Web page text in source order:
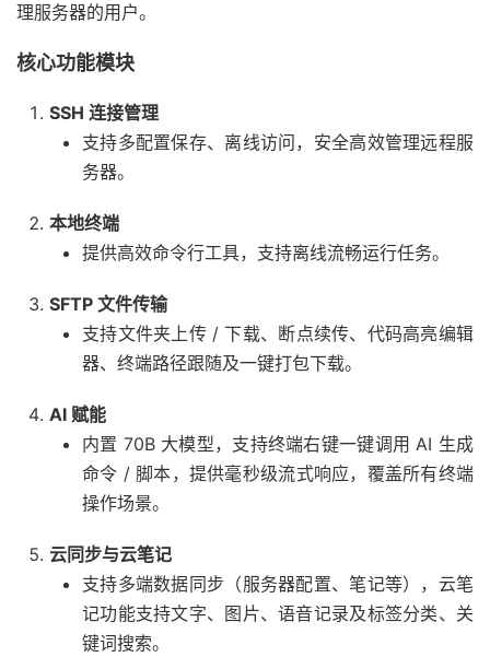
理服务器的用户。
核心功能模块
SSH 连接管理
支持多配置保存、离线访问，安全高效管理远程服
务器。
本地终端
提供高效命令行工具，支持离线流畅运行任务。
SFTP 文件传输
支持文件夹上传 / 下载、断点续传、代码高亮编辑
器、终端路径跟随及一键打包下载。
AI 赋能
内置 70B 大模型，支持终端右键一键调用 AI 生成
命令 / 脚本，提供毫秒级流式响应，覆盖所有终端
操作场景。
云同步与云笔记
支持多端数据同步（服务器配置、笔记等），云笔
记功能支持文字、图片、语音记录及标签分类、关
键词搜索。